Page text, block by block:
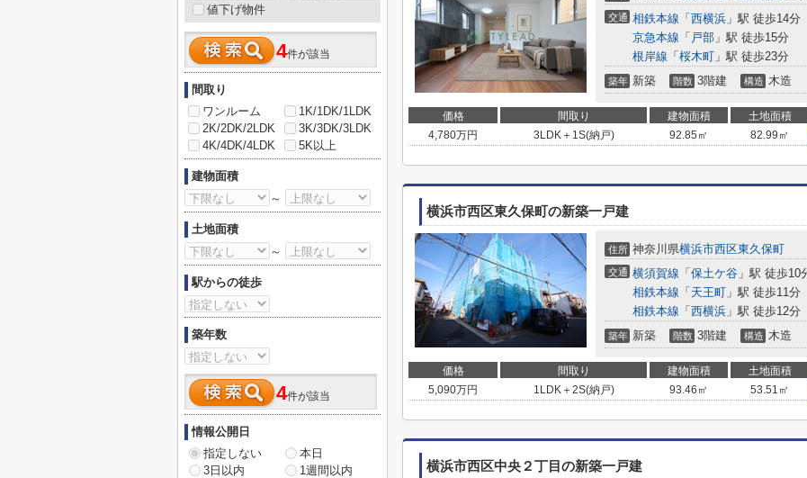
交通 相鉄本線 「 西横浜 」駅 徒歩14分
京急本線 「 戸部 」駅 徒歩15分
根岸線 「 桜木町 」駅 徒歩23分
築年 新築 階数 3階建 構造 木造
価格 間取り 建物面積 土地面積
4,780万円 3LDK＋1S(納戸) 92.85㎡ 82.99㎡
横浜市西区東久保町の新築一戸建
住所 神奈川県横浜市西区東久保町
交通 横須賀線 「 保土ケ谷 」駅 徒歩10
相鉄本線 「 天王町 」駅 徒歩11分
相鉄本線 「 西横浜 」駅 徒歩12分
築年 新築 階数 3階建 構造 木造
価格 間取り 建物面積 土地面積
5,090万円 1LDK＋2S(納戸) 93.46㎡ 53.51㎡
横浜市西区中央２丁目の新築一戸建
値下げ物件
4件が該当
間取り
ワンルーム
1K/1DK/1LDK
2K/2DK/2LDK
3K/3DK/3LDK
4K/4DK/4LDK
5K以上
建物面積
～
土地面積
～
駅からの徒歩
築年数
4件が該当
情報公開日
指定しない
本日
3日以内
1週間以内